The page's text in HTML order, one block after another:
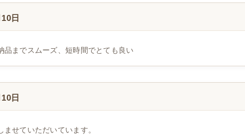
日
品までスムーズ、短時間でとても良い
日
ませていただいています。